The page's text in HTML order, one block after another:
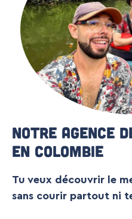
Notre agence
en Colombie
Tu veux découvrir le
sans courir partout ni